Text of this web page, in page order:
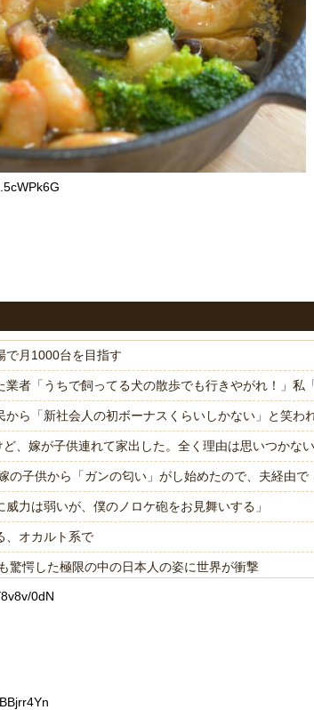
で月1000台を目指す
者「うちで飼ってる犬の散歩でも行きやがれ！」
ら「新社会人の初ボーナスくらいしかない」と笑わ
、嫁が子供連れて家出した。全く理由は思いつか
の子供から「ガンの匂い」がし始めたので、夫経由
力は弱いが、僕のノロケ砲をお見舞いする」
、オカルト系で
驚愕した極限の中の日本人の姿に世界が衝撃
0dN